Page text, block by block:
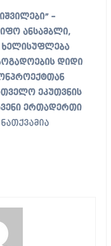
–
ანსამბლი,
ხელისუფლება
დიდი
ეკუთვნის
ერთადერთი
ნათქვამია